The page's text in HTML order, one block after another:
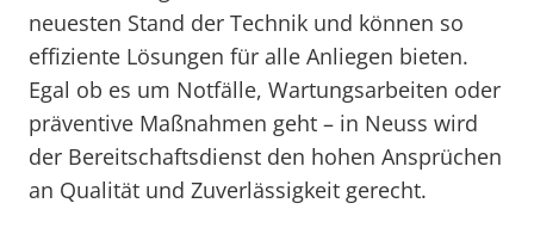
neuesten Stand der Technik und können so
effiziente Lösungen für alle Anliegen bieten.
Egal ob es um Notfälle, Wartungsarbeiten oder
präventive Maßnahmen geht – in Neuss wird
der Bereitschaftsdienst den hohen Ansprüchen
an Qualität und Zuverlässigkeit gerecht.